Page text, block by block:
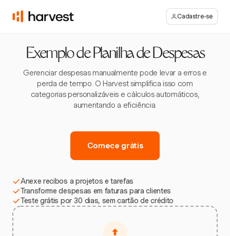
Cadastre-se
Exemplo de Planilha de Despesas
Gerenciar despesas manualmente pode levar a erros e
perda de tempo. O Harvest simplifica isso com
categorias personalizáveis e cálculos automáticos,
aumentando a eficiência.
Comece grátis
Anexe recibos a projetos e tarefas
Transforme despesas em faturas para clientes
Teste grátis por 30 dias, sem cartão de crédito